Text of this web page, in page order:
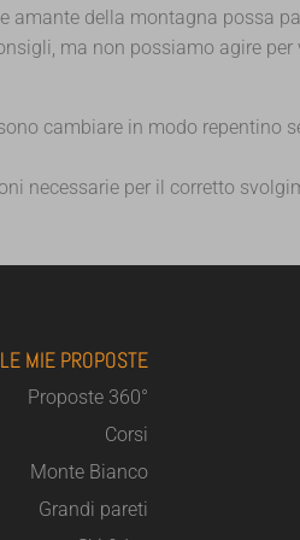
della montagna possa
ma non possiamo agire per
cambiare in modo repentino
necessarie per il corretto
LE MIE PROPOSTE
Proposte 360°
Corsi
Monte Bianco
Grandi pareti